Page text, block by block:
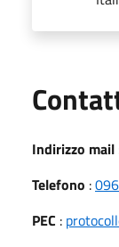
Indirizzo mail
Telefono :
PEC :